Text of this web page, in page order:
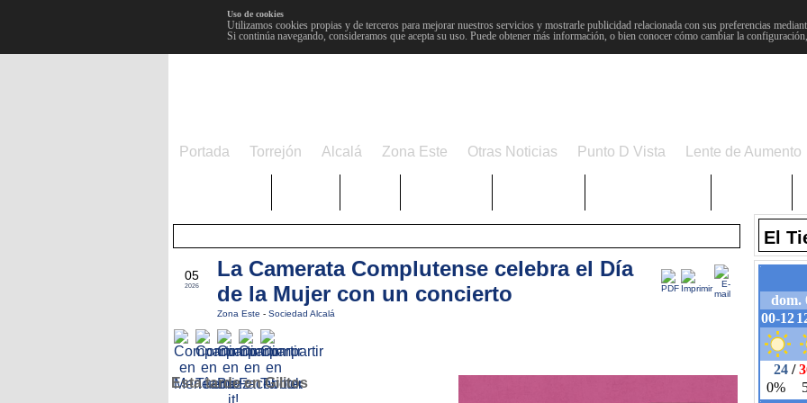
Uso de cookies
Utilizamos cookies propias y de terceros para mejorar nuestros servicios y mostrarle publicidad relacionada con sus preferencias
Si continúa navegando, consideramos que acepta su uso. Puede obtener más información, o bien conocer cómo cambiar la
Portada Torrejón Alcalá Zona Este Otras Noticias Punto D Vista Lente de Aumento
05
2026
La Camerata Complutense celebra el Día
de la Mujer con un concierto
Zona Este - Sociedad Alcalá
Esta tarde en Gilitos
El